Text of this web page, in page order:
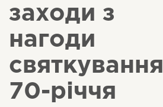
заходи з
нагоди
святкування
70-річчя